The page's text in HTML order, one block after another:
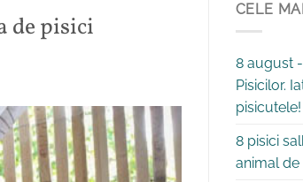
de pisici
CELE
8 august
Pisicilor.
pisicutele!
8 pisici
animal